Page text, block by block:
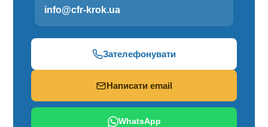
info@cfr-krok.ua
Зателефонувати
Написати email
WhatsApp